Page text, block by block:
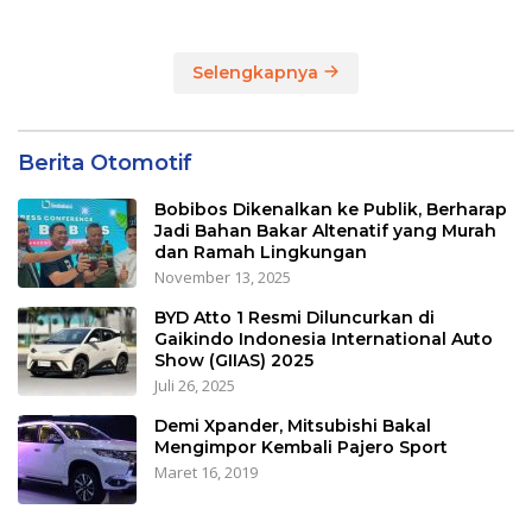
Selengkapnya
Berita Otomotif
Bobibos Dikenalkan ke Publik, Berharap
Jadi Bahan Bakar Altenatif yang Murah
dan Ramah Lingkungan
November 13, 2025
BYD Atto 1 Resmi Diluncurkan di
Gaikindo Indonesia International Auto
Show (GIIAS) 2025
Juli 26, 2025
Demi Xpander, Mitsubishi Bakal
Mengimpor Kembali Pajero Sport
Maret 16, 2019